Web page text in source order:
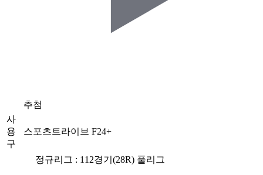
추첨
사
용
구
스포츠트라이브 F24+
정규리그 : 112경기(28R) 풀리그